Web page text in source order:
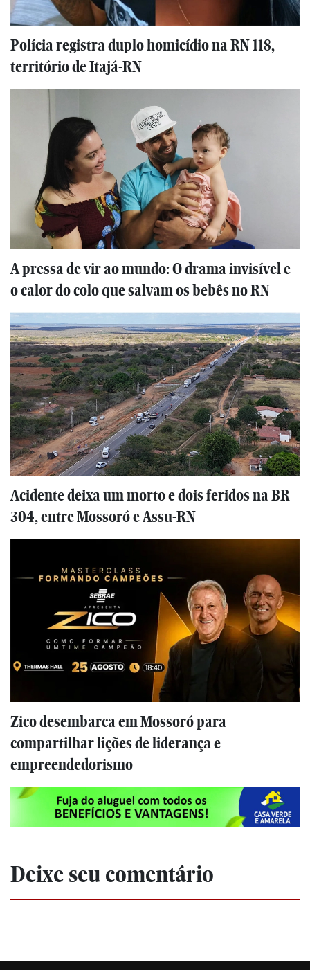
Polícia registra duplo homicídio na RN 118,
território de Itajá-RN
A pressa de vir ao mundo: O drama invisível e
o calor do colo que salvam os bebês no RN
Acidente deixa um morto e dois feridos na BR
304, entre Mossoró e Assu-RN
Zico desembarca em Mossoró para
compartilhar lições de liderança e
empreendedorismo
Deixe seu comentário